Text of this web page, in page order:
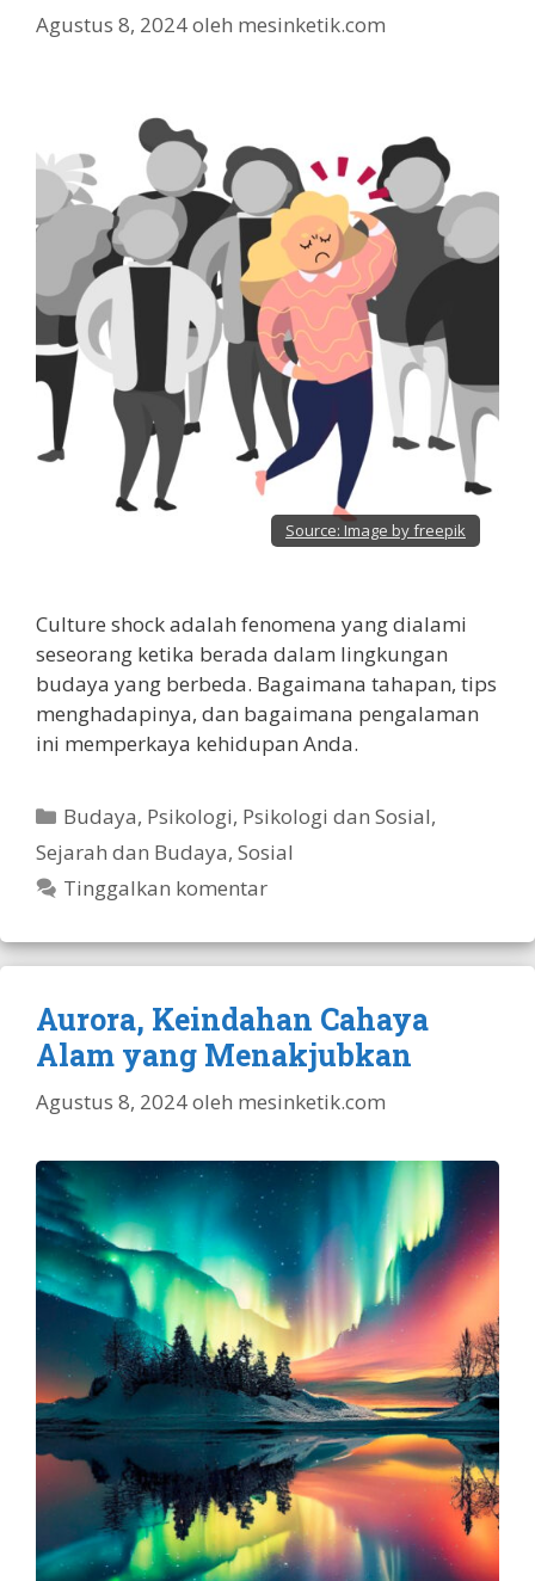
Agustus 8, 2024oleh mesinketik.com
Source: Image by freepik
Culture shock adalah fenomena yang dialami
seseorang ketika berada dalam lingkungan
budaya yang berbeda. Bagaimana tahapan, tips
menghadapinya, dan bagaimana pengalaman
ini memperkaya kehidupan Anda.
Kategori
Budaya, Psikologi, Psikologi dan Sosial,
Sejarah dan Budaya, Sosial
Tinggalkan komentar
Aurora, Keindahan Cahaya
Alam yang Menakjubkan
Agustus 8, 2024oleh mesinketik.com